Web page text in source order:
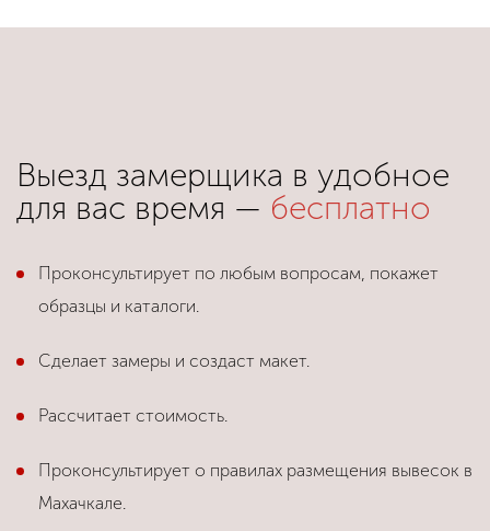
Выезд замерщика в удобное
для вас время — бесплатно
Проконсультирует по любым вопросам, покажет
образцы и каталоги.
Сделает замеры и создаст макет.
Рассчитает стоимость.
Проконсультирует о правилах размещения вывесок в
Махачкале.